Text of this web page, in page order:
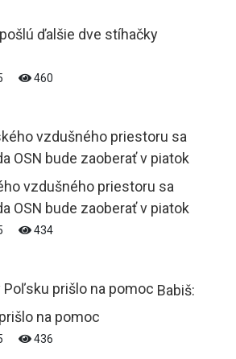
ďalšie dve stíhačky
460
vzdušného priestoru sa
OSN bude zaoberať v piatok
434
Babiš:
na pomoc
436